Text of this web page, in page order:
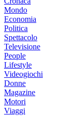
Mondo
Economia
Politica
Spettacolo
Televisione
People
Lifestyle
Videogiochi
Donne
Magazine
Motori
Viaggi